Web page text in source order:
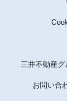
三井不動産
お問い合